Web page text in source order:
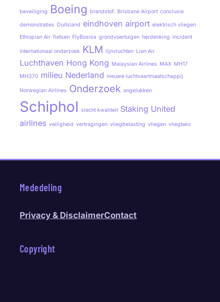
beveiliging Boeing brandstof. Brisbane Airport conclusie
demonstraties Duitsland eindhoven airport elektrisch vliegen
Ethiopian Air fietsen FlyBosnia grondvoertuigen herdenking incident
internationaal onderzoek KLM lijnvluchten Lion Air
Luchthaven Hong Kong Malaysian Airlines MAX MH17
MH370 milieu Nederland nieuwe luchtvaartmaatschappij
Norwegian Airlines Onderzoek ongelukken
Schiphol slecht kwaliteit Staking United
airlines veiligheid vertragingen vliegbelasting vliegen vliegtaks
Mededeling
Privacy & DisclaimerContact
Copyright